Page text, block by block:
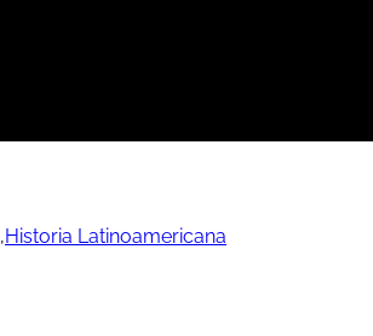
,Historia Latinoamericana